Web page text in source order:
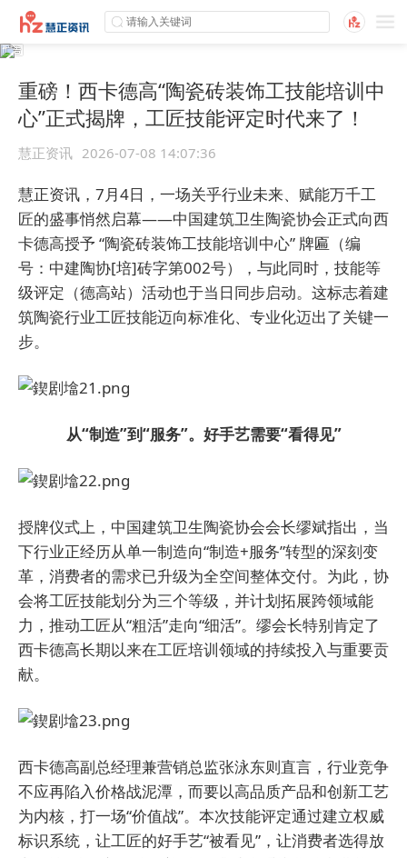
重磅！西卡德高“陶瓷砖装饰工技能培训中
心”正式揭牌，工匠技能评定时代来了！
慧正资讯 2026-07-08 14:07:36
慧正资讯，7月4日，一场关乎行业未来、赋能万千工
匠的盛事悄然启幕——中国建筑卫生陶瓷协会正式向西
卡德高授予 “陶瓷砖装饰工技能培训中心” 牌匾（编
号：中建陶协[培]砖字第002号），与此同时，技能等
级评定（德高站）活动也于当日同步启动。这标志着建
筑陶瓷行业工匠技能迈向标准化、专业化迈出了关键一
步。
从“制造”到“服务”。好手艺需要“看得见”
授牌仪式上，中国建筑卫生陶瓷协会会长缪斌指出，当
下行业正经历从单一制造向“制造+服务”转型的深刻变
革，消费者的需求已升级为全空间整体交付。为此，协
会将工匠技能划分为三个等级，并计划拓展跨领域能
力，推动工匠从“粗活”走向“细活”。缪会长特别肯定了
西卡德高长期以来在工匠培训领域的持续投入与重要贡
献。
西卡德高副总经理兼营销总监张泳东则直言，行业竞争
不应再陷入价格战泥潭，而要以高品质产品和创新工艺
为内核，打一场“价值战”。本次技能评定通过建立权威
标识系统，让工匠的好手艺“被看见”，让消费者选得放